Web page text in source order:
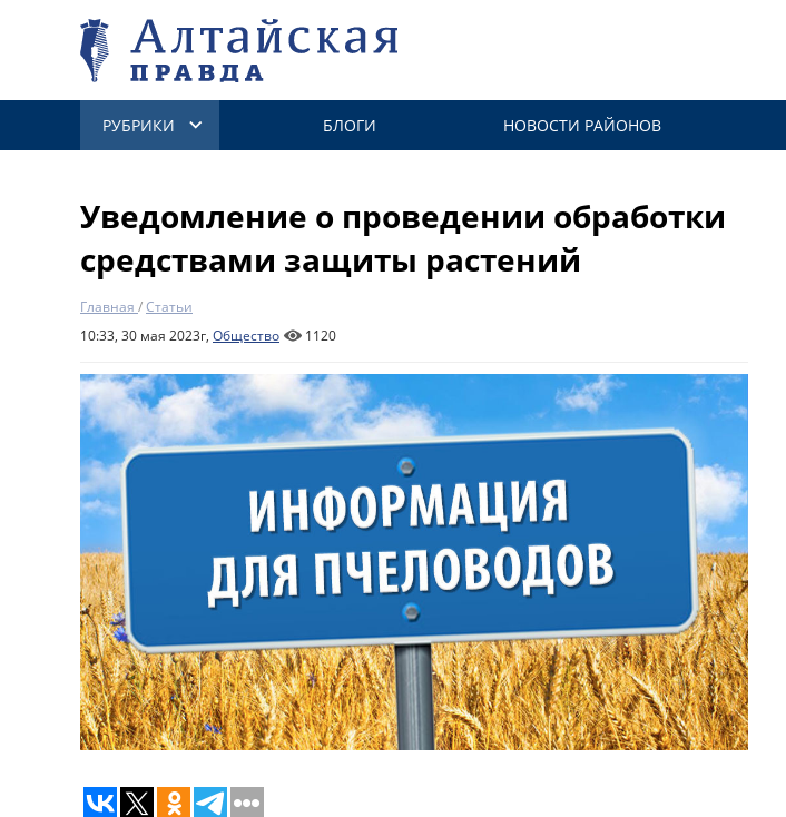
РУБРИКИ БЛОГИ НОВОСТИ РАЙОНОВ
Уведомление о проведении обработки
средствами защиты растений
Главная /Статьи
10:33, 30 мая 2023г, Общество 1120